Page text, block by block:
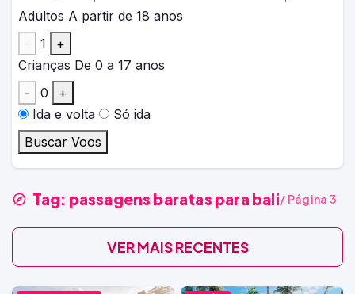
Adultos A partir de 18 anos
-
1
+
Crianças De 0 a 17 anos
-
0
+
Ida e volta
Só ida
Buscar Voos
Tag: passagens baratas para bali/ Página 3
VER MAIS RECENTES